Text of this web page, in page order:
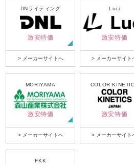
DNライティング
激安特価
> メーカーサイトへ
Luci
激安特価
> メーカーサイト
MORIYAMA
激安特価
> メーカーサイトへ
COLOR
激安特価
> メーカーサイト
FKK